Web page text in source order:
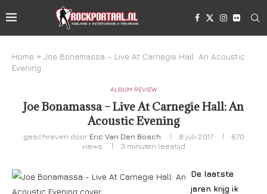
Home » Joe Bonamassa – Live At Carnegie Hall: An Acoustic
Evening
ALBUM REVIEW
Joe Bonamassa – Live At Carnegie Hall: An
Acoustic Evening
geschreven door Eric Van Den Bosch 8 juli 2017
670
views
3 minuten leestijd
De laatste
jaren krijg ik